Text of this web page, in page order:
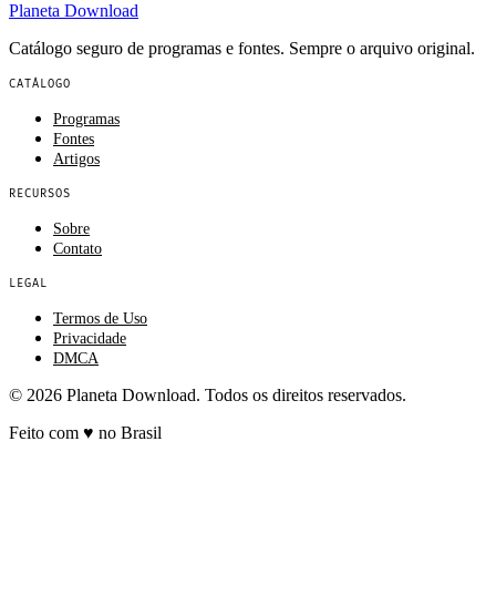
Planeta Download
Catálogo seguro de programas e fontes. Sempre o arquivo original.
CATÁLOGO
Programas
Fontes
Artigos
RECURSOS
Sobre
Contato
LEGAL
Termos de Uso
Privacidade
DMCA
© 2026 Planeta Download. Todos os direitos reservados.
Feito com ♥ no Brasil